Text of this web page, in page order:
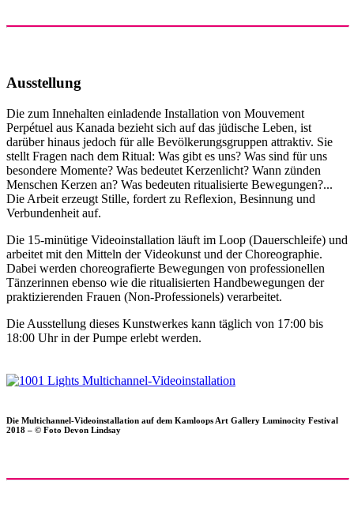
Ausstellung
Die zum Innehalten einladende Installation von Mouvement
Perpétuel aus Kanada bezieht sich auf das jüdische Leben, ist
darüber hinaus jedoch für alle Bevölkerungsgruppen attraktiv. Sie
stellt Fragen nach dem Ritual: Was gibt es uns? Was sind für uns
besondere Momente? Was bedeutet Kerzenlicht? Wann zünden
Menschen Kerzen an? Was bedeuten ritualisierte Bewegungen?...
Die Arbeit erzeugt Stille, fordert zu Reflexion, Besinnung und
Verbundenheit auf.
Die 15-minütige Videoinstallation läuft im Loop (Dauerschleife) und
arbeitet mit den Mitteln der Videokunst und der Choreographie.
Dabei werden choreografierte Bewegungen von professionellen
Tänzerinnen ebenso wie die ritualisierten Handbewegungen der
praktizierenden Frauen (Non-Professionels) verarbeitet.
Die Ausstellung dieses Kunstwerkes kann täglich von 17:00 bis
18:00 Uhr in der Pumpe erlebt werden.
Die Multichannel-Videoinstallation auf dem Kamloops Art Gallery Luminocity Festival
2018 – © Foto Devon Lindsay